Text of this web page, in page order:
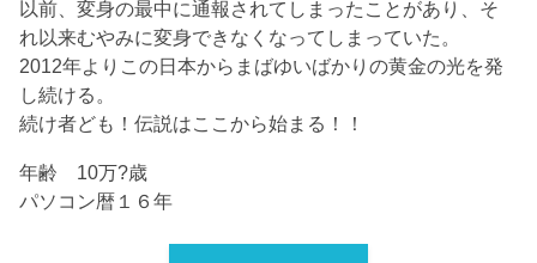
以前、変身の最中に通報されてしまったことがあり、そ
れ以来むやみに変身できなくなってしまっていた。
2012年よりこの日本からまばゆいばかりの黄金の光を発
し続ける。
続け者ども！伝説はここから始まる！！
年齢 10万?歳
パソコン暦１６年